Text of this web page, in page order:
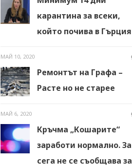
карантина за всеки,
който почива в Гърция
МАЙ 10, 2020
Ремонтът на Графа –
Расте но не старее
МАЙ 6, 2020
Кръчма „Кошарите“
заработи нормално. За
сега не се съобщава за